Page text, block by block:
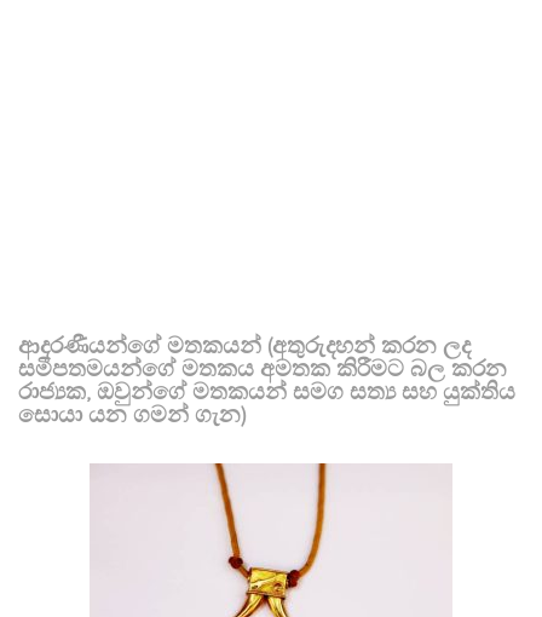
ආදරණීයන්ගේ මතකයන් (අතුරුදහන් කරන ලද
සමීපතමයන්ගේ මතකය අමතක කිරීමට බල කරන
රාජ්‍යක, ඔවුන්ගේ මතකයන් සමග සත්‍ය සහ යුක්තිය
සොයා යන ගමන් ගැන)